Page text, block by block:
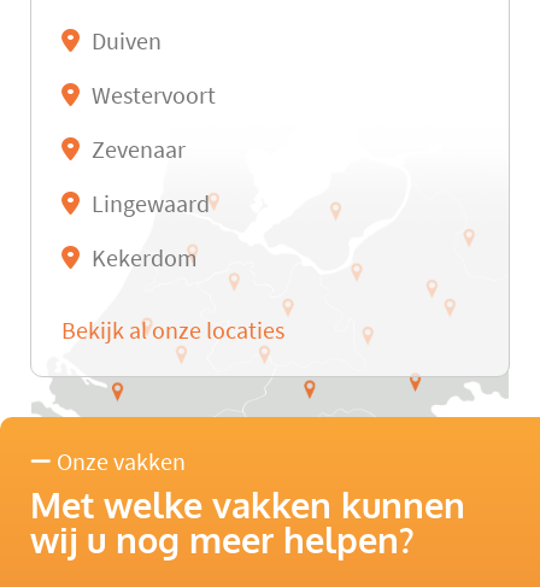
Duiven
Westervoort
Zevenaar
Lingewaard
Kekerdom
Bekijk al onze locaties
Onze vakken
Met welke vakken kunnen
wij u nog meer helpen?